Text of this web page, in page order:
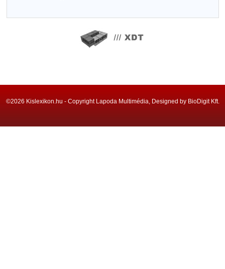
©2026 Kislexikon.hu - Copyright Lapoda Multimédia, Designed by BioDigit Kft.